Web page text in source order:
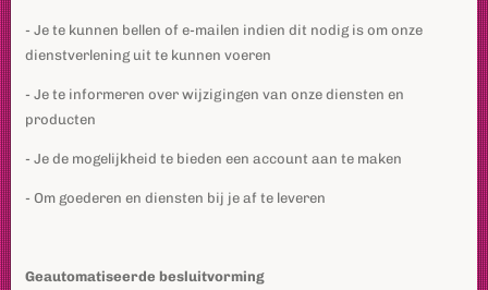
- Je te kunnen bellen of e-mailen indien dit nodig is om onze
dienstverlening uit te kunnen voeren
- Je te informeren over wijzigingen van onze diensten en
producten
- Je de mogelijkheid te bieden een account aan te maken
- Om goederen en diensten bij je af te leveren
Geautomatiseerde besluitvorming